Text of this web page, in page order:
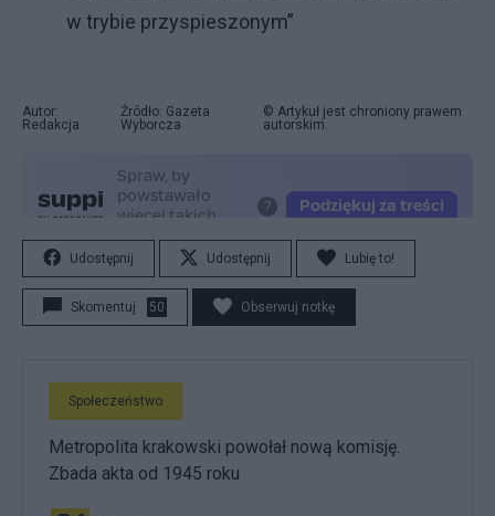
w trybie przyspieszonym”
Autor:
Redakcja
Źródło: Gazeta
Wyborcza
© Artykuł jest chroniony prawem
autorskim.
Udostępnij Udostępnij Lubię to!
Skomentuj 50 Obserwuj notkę
Społeczeństwo
Metropolita krakowski powołał nową komisję.
Zbada akta od 1945 roku